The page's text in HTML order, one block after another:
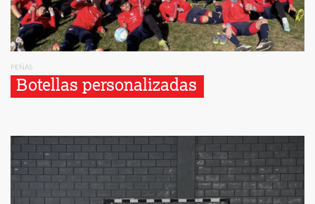
PEÑAS
Botellas personalizadas